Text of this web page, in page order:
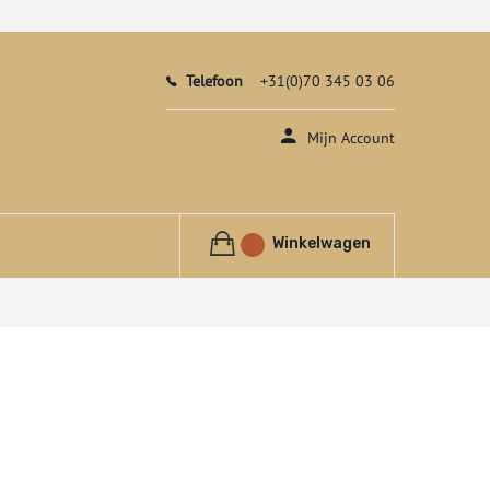
Telefoon +31(0)70 345 03 06
Mijn Account
Winkelwagen